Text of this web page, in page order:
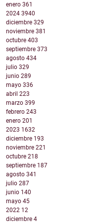
enero 361
2024 3940
diciembre 329
noviembre 381
octubre 403
septiembre 373
agosto 434
julio 329
junio 289
mayo 336
abril 223
marzo 399
febrero 243
enero 201
2023 1632
diciembre 193
noviembre 221
octubre 218
septiembre 187
agosto 341
julio 287
junio 140
mayo 45
2022 12
diciembre 4